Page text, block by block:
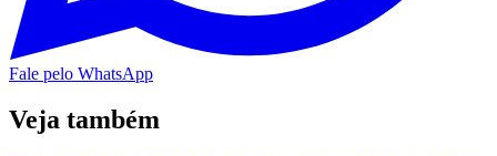
Fale pelo WhatsApp
Veja também